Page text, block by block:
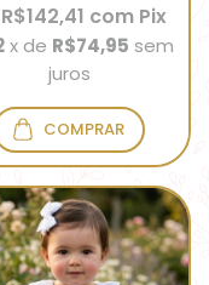
R$142,41 com Pix
x de R$74,95 sem
juros
COMPRAR